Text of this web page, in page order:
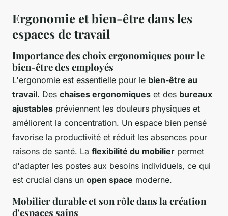
Ergonomie et bien-être dans les
espaces de travail
Importance des choix ergonomiques pour le
bien-être des employés
L'ergonomie est essentielle pour le bien-être au
travail. Des chaises ergonomiques et des bureaux
ajustables préviennent les douleurs physiques et
améliorent la concentration. Un espace bien pensé
favorise la productivité et réduit les absences pour
raisons de santé. La flexibilité du mobilier permet
d'adapter les postes aux besoins individuels, ce qui
est crucial dans un open space moderne.
Mobilier durable et son rôle dans la création
d'espaces sains